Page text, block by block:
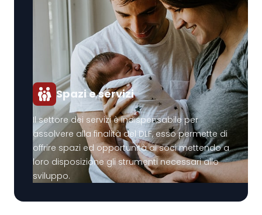
Spazi e servizi
Il settore dei servizi è indispensabile per
assolvere alla finalità del DLF, esso permette di
offrire spazi ed opportunità ai soci mettendo a
loro disposizione gli strumenti necessari allo
sviluppo.